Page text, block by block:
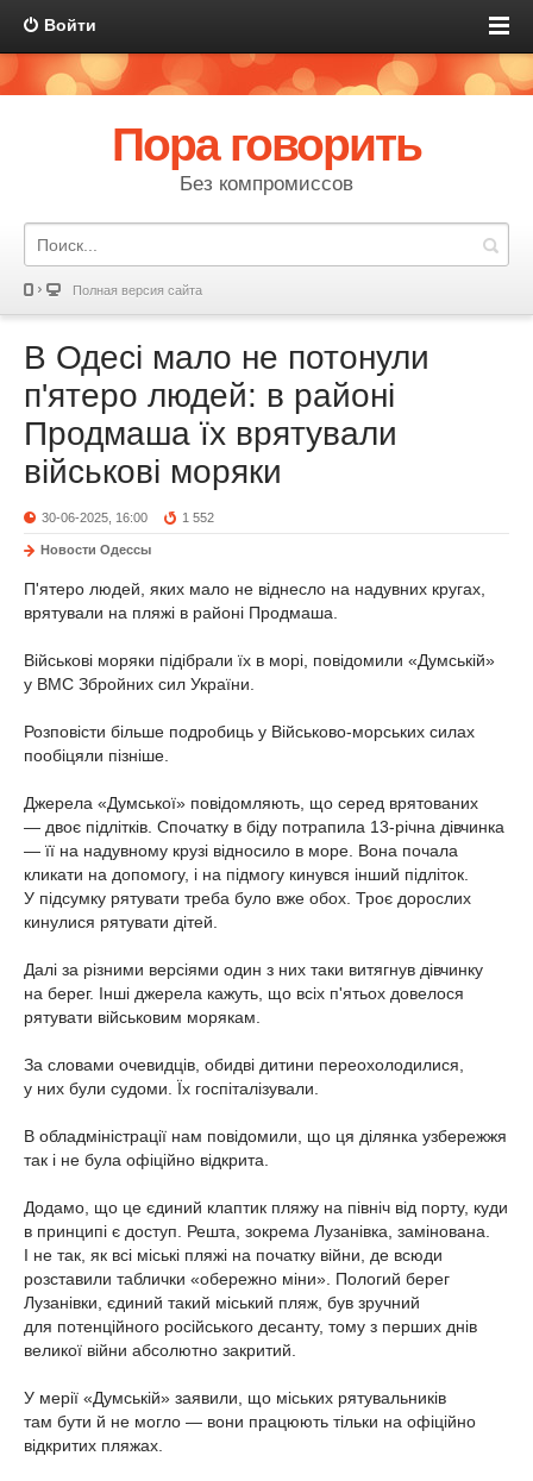
Войти
Пора говорить
Без компромиссов
Полная версия сайта
В Одесі мало не потонули
п'ятеро людей: в районі
Продмаша їх врятували
військові моряки
30-06-2025, 16:00 1 552
Новости Одессы
П'ятеро людей, яких мало не віднесло на надувних кругах,
врятували на пляжі в районі Продмаша.
Військові моряки підібрали їх в морі, повідомили «Думській»
у ВМС Збройних сил України.
Розповісти більше подробиць у Військово-морських силах
пообіцяли пізніше.
Джерела «Думської» повідомляють, що серед врятованих
— двоє підлітків. Спочатку в біду потрапила 13-річна дівчинка
— її на надувному крузі відносило в море. Вона почала
кликати на допомогу, і на підмогу кинувся інший підліток.
У підсумку рятувати треба було вже обох. Троє дорослих
кинулися рятувати дітей.
Далі за різними версіями один з них таки витягнув дівчинку
на берег. Інші джерела кажуть, що всіх п'ятьох довелося
рятувати військовим морякам.
За словами очевидців, обидві дитини переохолодилися,
у них були судоми. Їх госпіталізували.
В обладміністрації нам повідомили, що ця ділянка узбережжя
так і не була офіційно відкрита.
Додамо, що це єдиний клаптик пляжу на північ від порту, куди
в принципі є доступ. Решта, зокрема Лузанівка, замінована.
І не так, як всі міські пляжі на початку війни, де всюди
розставили таблички «обережно міни». Пологий берег
Лузанівки, єдиний такий міський пляж, був зручний
для потенційного російського десанту, тому з перших днів
великої війни абсолютно закритий.
У мерії «Думській» заявили, що міських рятувальників
там бути й не могло — вони працюють тільки на офіційно
відкритих пляжах.